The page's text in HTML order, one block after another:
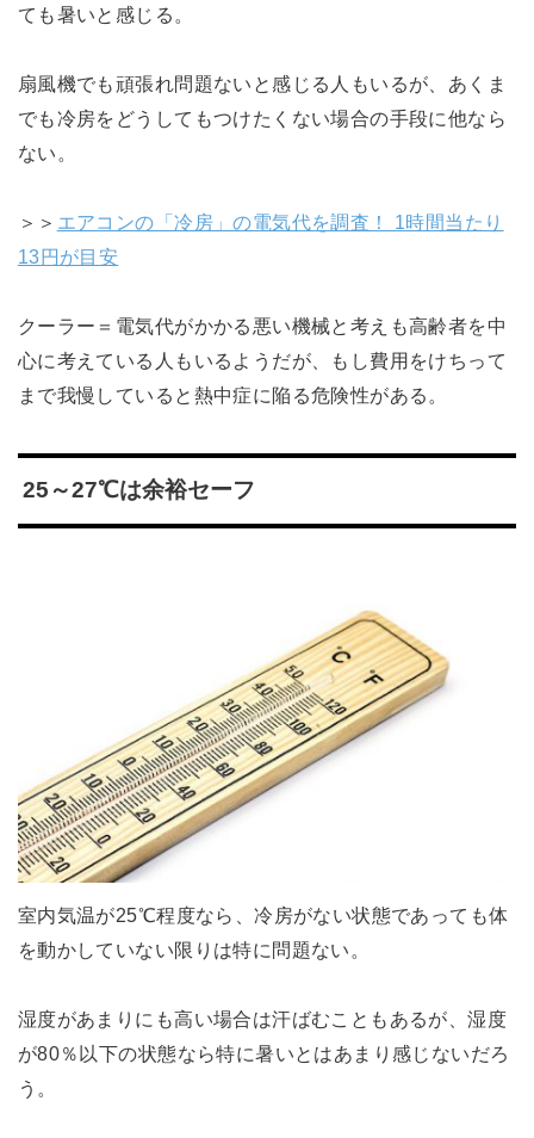
ても暑いと感じる。
扇風機でも頑張れ問題ないと感じる人もいるが、あくま
でも冷房をどうしてもつけたくない場合の手段に他なら
ない。
＞＞ エアコンの「冷房」の電気代を調査！ 1時間当たり
13円が目安
クーラー＝電気代がかかる悪い機械と考えも高齢者を中
心に考えている人もいるようだが、もし費用をけちって
まで我慢していると熱中症に陥る危険性がある。
25～27℃は余裕セーフ
室内気温が25℃程度なら、冷房がない状態であっても体
を動かしていない限りは特に問題ない。
湿度があまりにも高い場合は汗ばむこともあるが、湿度
が80％以下の状態なら特に暑いとはあまり感じないだろ
う。